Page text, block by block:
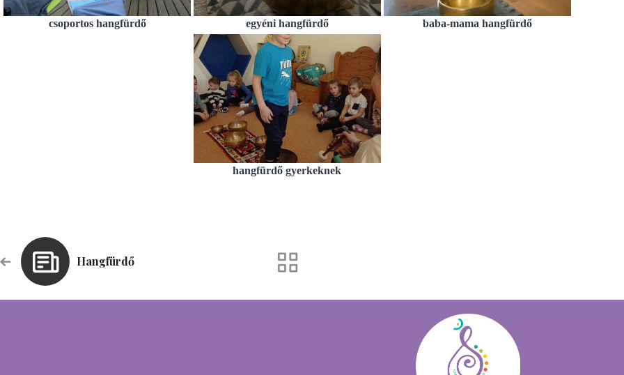
csoportos hangfürdő egyéni hangfürdő baba-mama hangfürdő
hangfürdő gyerkeknek
Hangfürdő